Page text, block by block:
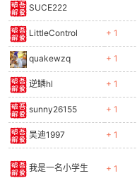
SUCE222
LittleControl + 1
quakewzq + 1
逆鳞hl + 1
sunny26155 + 1
吴迪1997 + 1
我是一名小学生 + 1